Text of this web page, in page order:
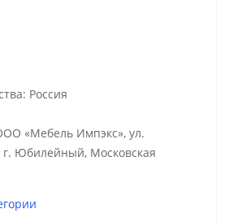
Россия
«Мебель Импэкс», ул.
г. Юбилейный, Московская